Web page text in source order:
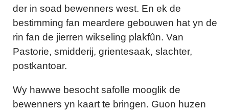
der in soad bewenners west. En ek de
bestimming fan meardere gebouwen hat yn de
rin fan de jierren wikseling plakfûn. Van
Pastorie, smidderij, grientesaak, slachter,
postkantoar.
Wy hawwe besocht safolle mooglik de
bewenners yn kaart te bringen. Guon huzen